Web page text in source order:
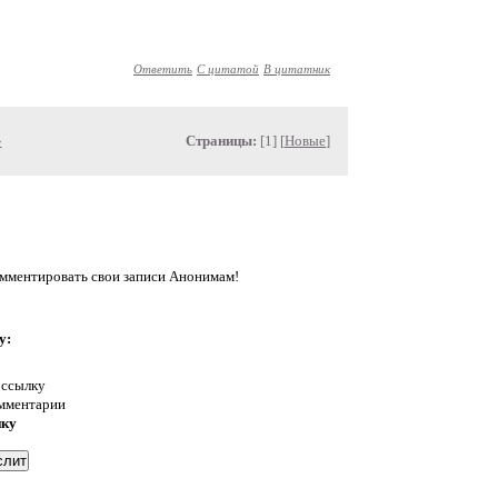
Ответить С цитатой В цитатник
Страницы: [1] [Новые]
свои записи Анонимам!